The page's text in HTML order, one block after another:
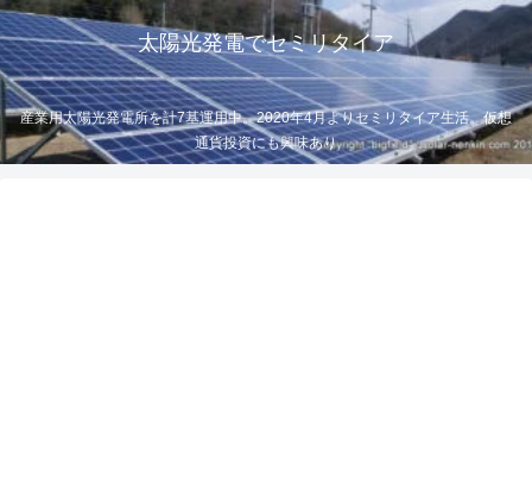
太陽光発電でセミリタイア
産業用太陽光発電所を計7基運用中。2020年4月よりセミリタイア生活。仮想
通貨投資にも興味あり